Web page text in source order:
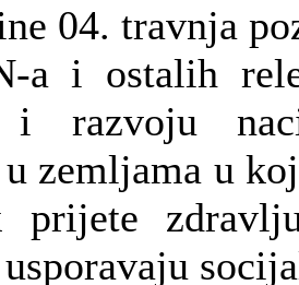
04. travnja
a i ostalih
i razvoju
zemljama u
prijete
usporavaju